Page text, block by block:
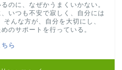
のに、なぜかうまくいかない。
いつも不安で寂しく、自分には
んな方が、自分を大切にし、
のサポートを行っている。
ら